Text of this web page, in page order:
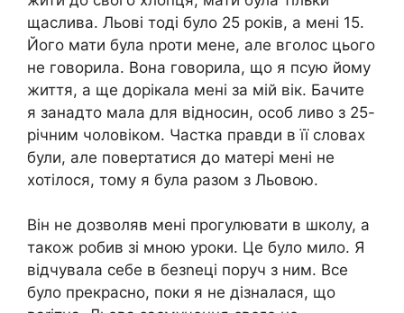
щаслива. Льові тоді було 25 років, а мені 15.
Його мати була nроти мене, але вголос цього
не говорила. Вона говорила, що я псую йому
життя, а ще дорікала мені за мій вік. Бачите
я занадто мала для відносин, особ ливо з 25-
річним чоловіком. Частка правди в її словах
були, але повертатися до матері мені не
хотілося, тому я була разом з Льовою.
Він не дозволяв мені прогулювати в школу, а
також робив зі мною уроки. Це було мило. Я
відчувала себе в безnеці поруч з ним. Все
було прекрасно, поки я не дізналася, що